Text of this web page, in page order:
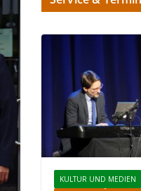
KULTUR UND MEDIEN